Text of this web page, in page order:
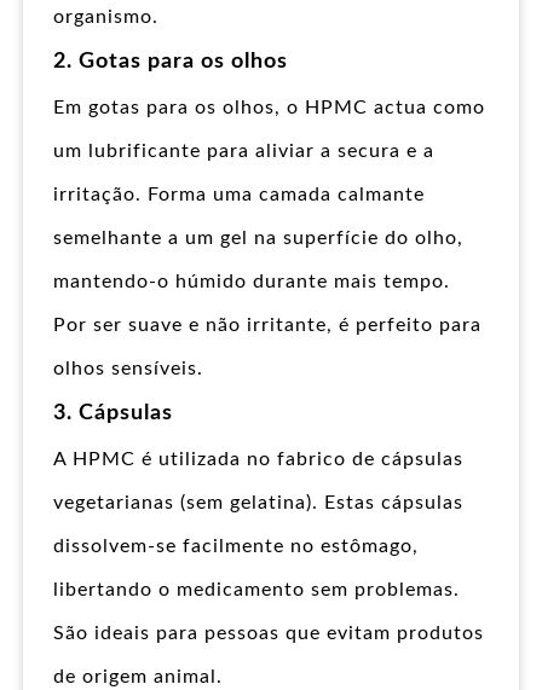
organismo.
2. Gotas para os olhos
Em gotas para os olhos, o HPMC actua como
um lubrificante para aliviar a secura e a
irritação. Forma uma camada calmante
semelhante a um gel na superfície do olho,
mantendo-o húmido durante mais tempo.
Por ser suave e não irritante, é perfeito para
olhos sensíveis.
3. Cápsulas
A HPMC é utilizada no fabrico de cápsulas
vegetarianas (sem gelatina). Estas cápsulas
dissolvem-se facilmente no estômago,
libertando o medicamento sem problemas.
São ideais para pessoas que evitam produtos
de origem animal.